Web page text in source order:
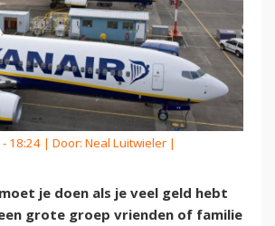
18:24 | Door: Neal Luitwieler |
je doen als je veel geld hebt
grote groep vrienden of familie